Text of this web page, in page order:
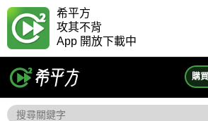
希平方
攻其不背
App 開放下載中
購